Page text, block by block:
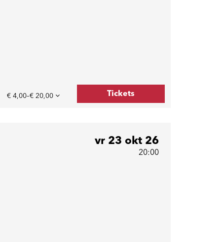
€ 4,00–€ 20,00 Tickets
vr 23 okt 26
20:00